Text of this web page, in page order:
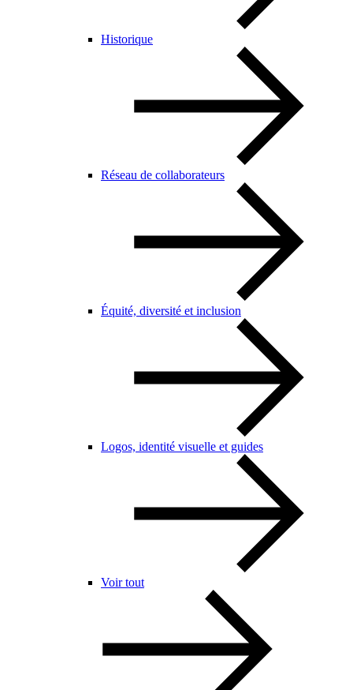
Historique
Réseau de collaborateurs
Équité, diversité et inclusion
Logos, identité visuelle et guides
Voir tout